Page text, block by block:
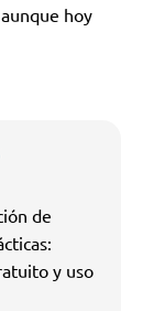
hoy
de
y uso